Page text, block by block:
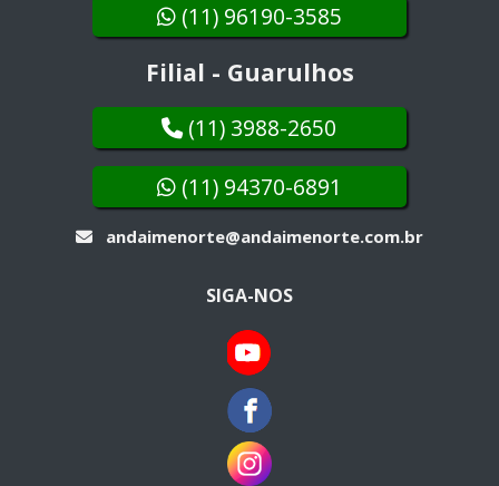
(11) 96190-3585
Filial - Guarulhos
(11) 3988-2650
(11) 94370-6891
andaimenorte@andaimenorte.com.br
SIGA-NOS